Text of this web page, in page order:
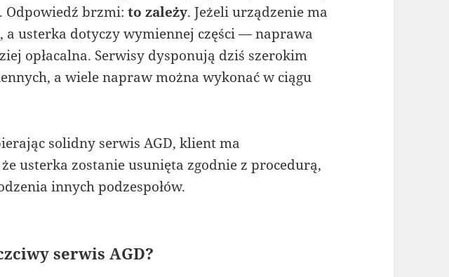
Odpowiedź brzmi:to zależy. Jeżeli urządzenie ma
a usterka dotyczy wymiennej części — naprawa
opłacalna. Serwisy dysponują dziś szerokim
a wiele napraw można wykonać w ciągu
solidny serwis AGD, klient ma
usterka zostanie usunięta zgodnie z procedurą,
innych podzespołów.
serwis AGD?